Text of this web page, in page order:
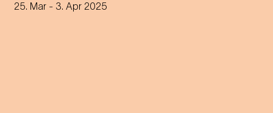
25. Mar - 3. Apr 2025